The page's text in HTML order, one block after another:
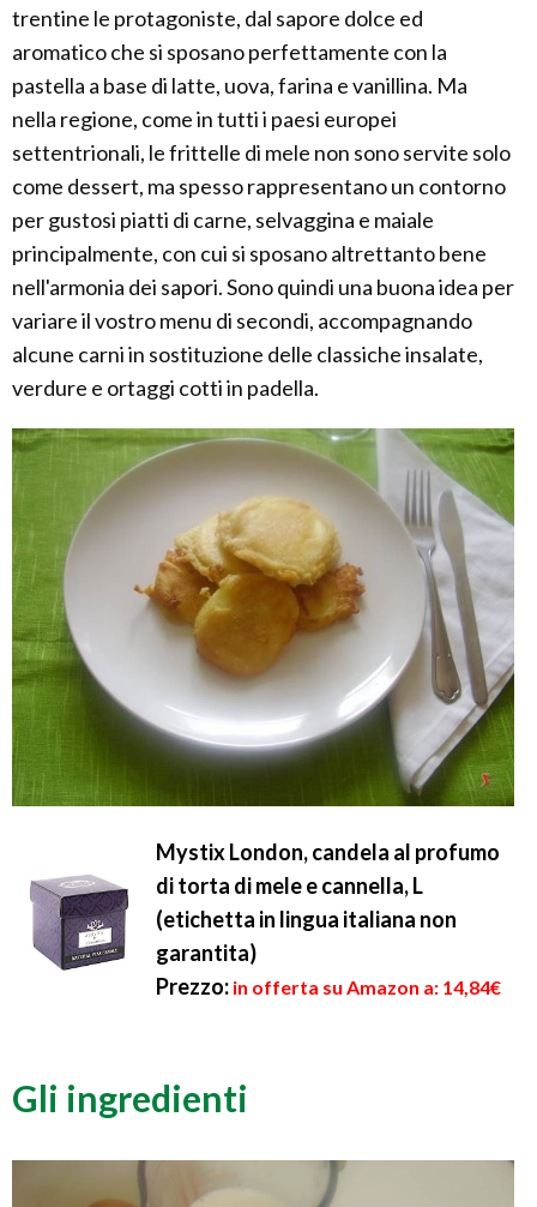
trentine le protagoniste, dal sapore dolce ed
aromatico che si sposano perfettamente con la
pastella a base di latte, uova, farina e vanillina. Ma
nella regione, come in tutti i paesi europei
settentrionali, le frittelle di mele non sono servite solo
come dessert, ma spesso rappresentano un contorno
per gustosi piatti di carne, selvaggina e maiale
principalmente, con cui si sposano altrettanto bene
nell'armonia dei sapori. Sono quindi una buona idea per
variare il vostro menu di secondi, accompagnando
alcune carni in sostituzione delle classiche insalate,
verdure e ortaggi cotti in padella.
Mystix London, candela al profumo
di torta di mele e cannella, L
(etichetta in lingua italiana non
garantita)
Prezzo: in offerta su Amazon a: 14,84€
Gli ingredienti